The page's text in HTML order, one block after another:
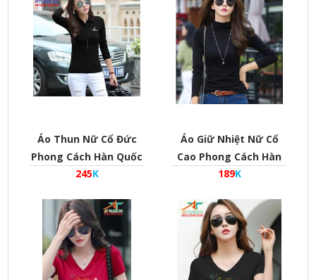
Áo Thun Nữ Cổ Đức
Phong Cách Hàn Quốc
Mã Twc-D-0103
245K
Áo Giữ Nhiệt Nữ Cổ
Cao Phong Cách Hàn
Quốc Mã Twc-D-0102
189K